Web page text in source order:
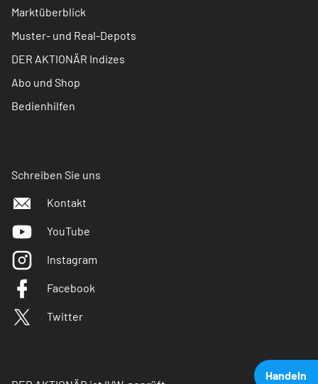
Handeln
Marktüberblick
Muster- und Real-Depots
DER AKTIONÄR Indizes
Abo und Shop
Bedienhilfen
Schreiben Sie uns
Kontakt
YouTube
Instagram
Facebook
Twitter